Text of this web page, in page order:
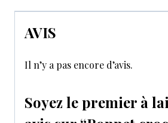
AVIS
Il n’y a pas encore d’avis.
Soyez le premier à